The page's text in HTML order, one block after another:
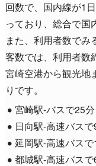
回数で、国内線が1
っており、総合で国
また、利用者数でみ
客数では、利用者数
宮崎空港から観光地
りです。
宮崎駅-バスで25
日向駅-高速バス
延岡駅-高速バス
都城駅-高速バス